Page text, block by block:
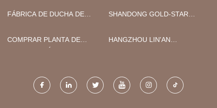
CO., LIMITADO.
CO., LTD
FÁBRICA DE DUCHA DE
SHANDONG GOLD-STAR
COMPRAR PLANTA DE
HANGZHOU LIN'AN